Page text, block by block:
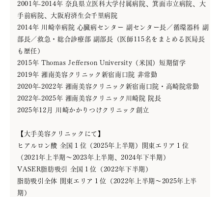
胸部圧迫感·胸痛
（狭心症 etc）
むくみ·息切れ
失神·ふらつき·めまい アレルギー精査
（30分で原因判明）
睡眠時無呼吸
・いびき·不眠
認知症精査
（採血で予兆も判明）
ヒアルロン酸 糸リフト
クマ治療
（下瞼のタルミ取り）
上瞼のタルミ
眼瞼下垂
2001年-2014年 奈良県立医科大学付属病院、箕面市立病院、大
手前病院、大阪府済生会千里病院
2014年 川崎幸病院 心臓病センター 副センター長／循環器科 副
部長／救急・総合診療部 副部長（医師115名をまとめる医局長
も歴任）
2015年 Thomas Jefferson University（米国）短期留学
2019年 湘南美容クリニック新宿南口院 非常勤
2020年-2022年 湘南美容クリニック新宿南口院・高崎院常勤
2022年-2025年 湘南美容クリニック川崎院 院長
2025年12月 川崎かかりつけクリニック創立
【大手美容クリニックにて】
ヒアルロン酸 全国１位（2025年上半期）関東エリア１位
（2021年上半期〜2023年上半期、2024年下半期）
VASER脂肪吸引 全国１位（2022年下半期）
脂肪吸引全体 関東エリア１位（2022年上半期～2025年上半
期）